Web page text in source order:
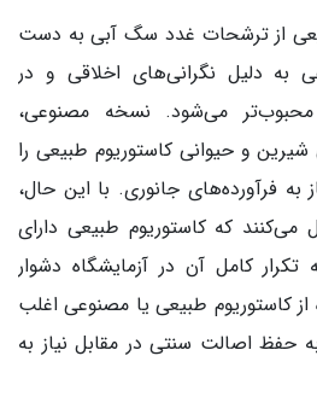
از ترشحات غدد سگ آبی به دست
به دلیل نگرانی‌های اخلاقی و در
محبوب‌تر می‌شود. نسخه مصنوعی،
و حیوانی کاستوریوم طبیعی را
به فرآورده‌های جانوری. با این حال،
می‌کنند که کاستوریوم طبیعی دارای
کامل آن در آزمایشگاه دشوار
کاستوریوم طبیعی یا مصنوعی اغلب
حفظ اصالت سنتی در مقابل نیاز به